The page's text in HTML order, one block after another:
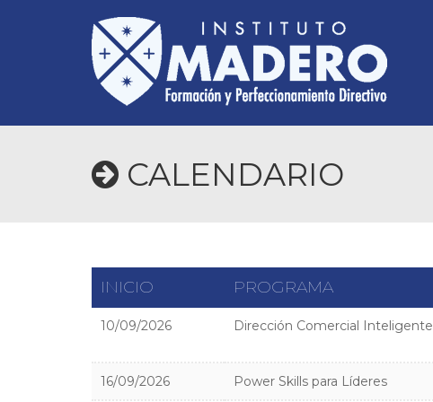
CALENDARIO
INICIO PROGRAMA
10/09/2026 Dirección Comercial Inteligente
16/09/2026 Power Skills para Líderes